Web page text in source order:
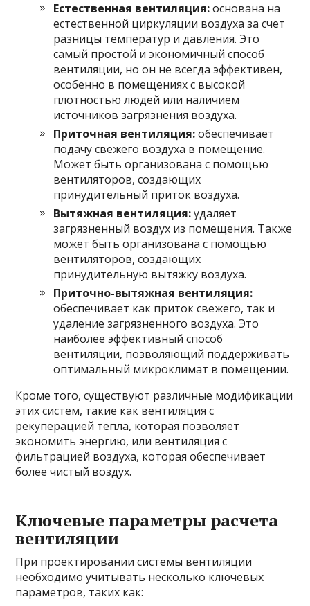
Естественная вентиляция:основана на
естественной циркуляции воздуха за счет
разницы температур и давления. Это
самый простой и экономичный способ
вентиляции, но он не всегда эффективен,
особенно в помещениях с высокой
плотностью людей или наличием
источников загрязнения воздуха.
Приточная вентиляция:обеспечивает
подачу свежего воздуха в помещение.
Может быть организована с помощью
вентиляторов, создающих
принудительный приток воздуха.
Вытяжная вентиляция:удаляет
загрязненный воздух из помещения. Также
может быть организована с помощью
вентиляторов, создающих
принудительную вытяжку воздуха.
Приточно-вытяжная вентиляция:
обеспечивает как приток свежего, так и
удаление загрязненного воздуха. Это
наиболее эффективный способ
вентиляции, позволяющий поддерживать
оптимальный микроклимат в помещении.
Кроме того, существуют различные модификации
этих систем, такие как вентиляция с
рекуперацией тепла, которая позволяет
экономить энергию, или вентиляция с
фильтрацией воздуха, которая обеспечивает
более чистый воздух.
Ключевые параметры расчета
вентиляции
При проектировании системы вентиляции
необходимо учитывать несколько ключевых
параметров, таких как: